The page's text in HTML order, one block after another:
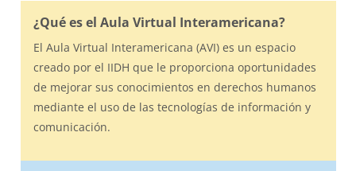
¿Qué es el Aula Virtual Interamericana?
El Aula Virtual Interamericana (AVI) es un espacio
creado por el IIDH que le proporciona oportunidades
de mejorar sus conocimientos en derechos humanos
mediante el uso de las tecnologías de información y
comunicación.